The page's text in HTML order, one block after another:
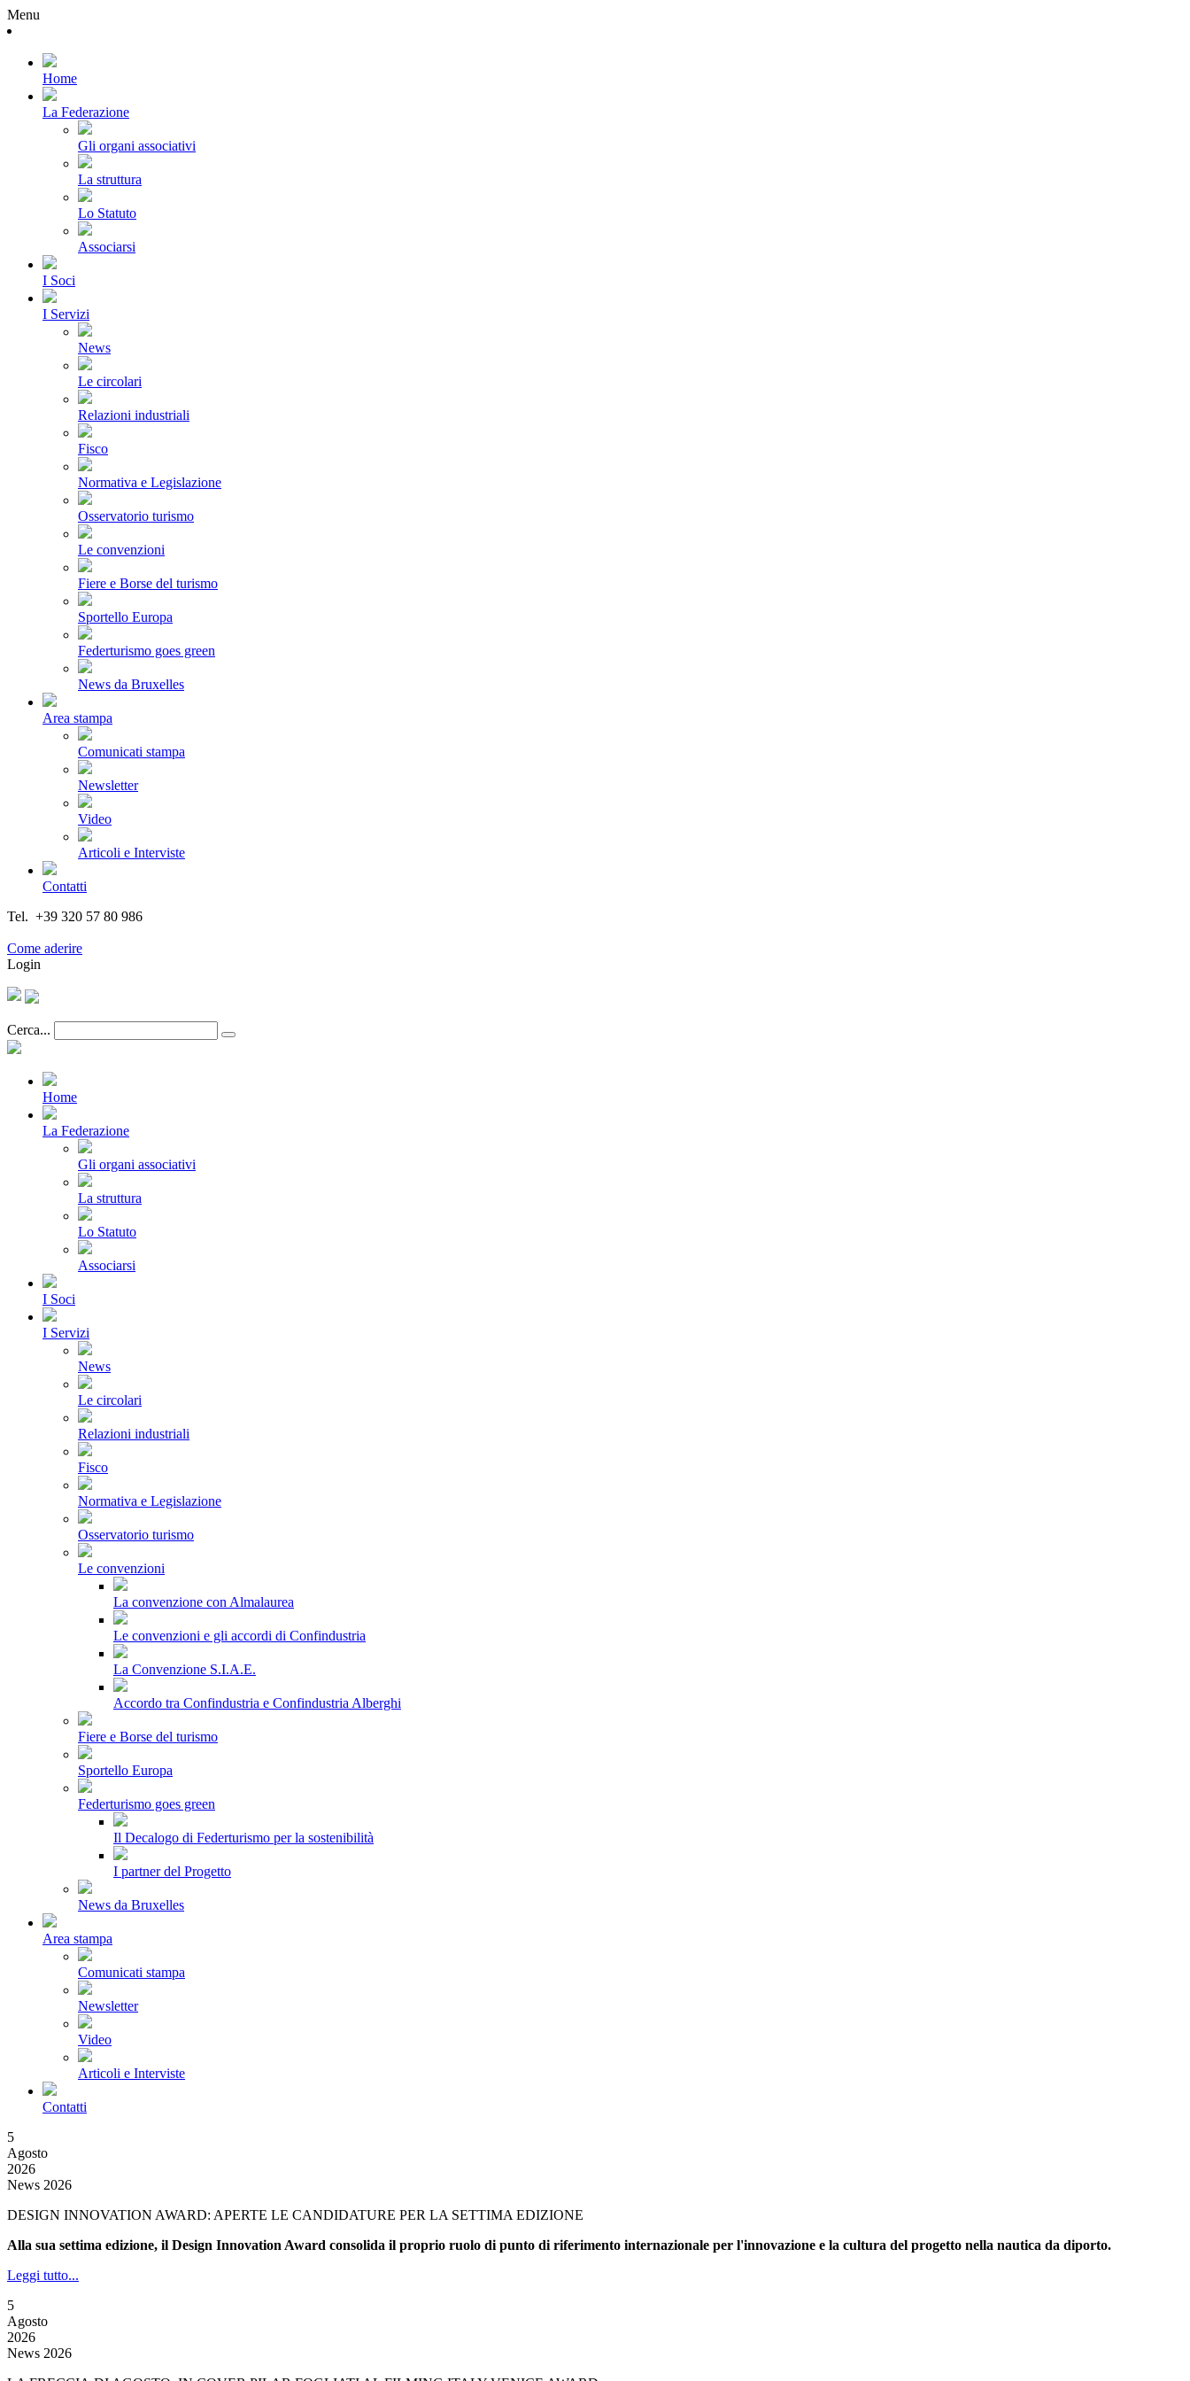
Menu
Home
La Federazione
Gli organi associativi
La struttura
Lo Statuto
Associarsi
I Soci
I Servizi
News
Le circolari
Relazioni industriali
Fisco
Normativa e Legislazione
Osservatorio turismo
Le convenzioni
Fiere e Borse del turismo
Sportello Europa
Federturismo goes green
News da Bruxelles
Area stampa
Comunicati stampa
Newsletter
Video
Articoli e Interviste
Contatti
Tel. +39 320 57 80 986
Come aderire
Login
Cerca...
Home
La Federazione
Gli organi associativi
La struttura
Lo Statuto
Associarsi
I Soci
I Servizi
News
Le circolari
Relazioni industriali
Fisco
Normativa e Legislazione
Osservatorio turismo
Le convenzioni
La convenzione con Almalaurea
Le convenzioni e gli accordi di Confindustria
La Convenzione S.I.A.E.
Accordo tra Confindustria e Confindustria Alberghi
Fiere e Borse del turismo
Sportello Europa
Federturismo goes green
Il Decalogo di Federturismo per la sostenibilità
I partner del Progetto
News da Bruxelles
Area stampa
Comunicati stampa
Newsletter
Video
Articoli e Interviste
Contatti
5
Agosto
2026
News 2026
DESIGN INNOVATION AWARD: APERTE LE CANDIDATURE PER LA SETTIMA EDIZIONE
Alla sua settima edizione, il Design Innovation Award consolida il proprio ruolo di punto di riferimento internazionale per l'innovazione e la cultura del progetto nella nautica da diporto.
Leggi tutto...
5
Agosto
2026
News 2026